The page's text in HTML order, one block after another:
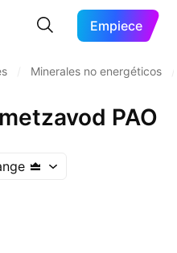
Empiece
Minerales no energéticos
PAO